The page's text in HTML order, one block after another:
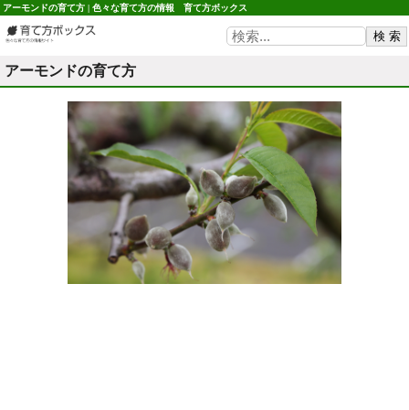
アーモンドの育て方 | 色々な育て方の情報 育て方ボックス
アーモンドの育て方